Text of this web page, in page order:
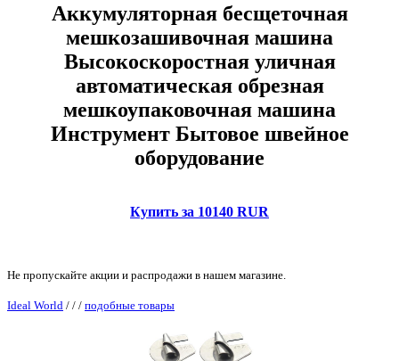
Аккумуляторная бесщеточная
мешкозашивочная машина
Высокоскоростная уличная
автоматическая обрезная
мешкоупаковочная машина
Инструмент Бытовое швейное
оборудование
Купить за 10140 RUR
Не пропускайте акции и распродажи в нашем магазине.
Ideal World / / / подобные товары